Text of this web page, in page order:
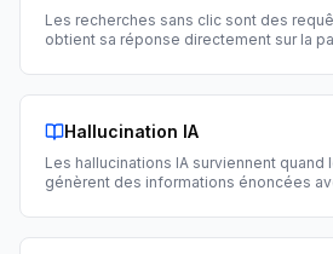
Les recherches sans clic sont des
obtient sa réponse directement sur la pa
Hallucination IA
Les hallucinations IA surviennent quand
génèrent des informations énoncées